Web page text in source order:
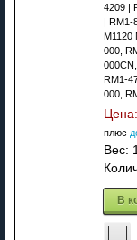
4209 |
| RM1-
M1120
000,
RM1-
000,
Цена:
плюс
Вес:
В